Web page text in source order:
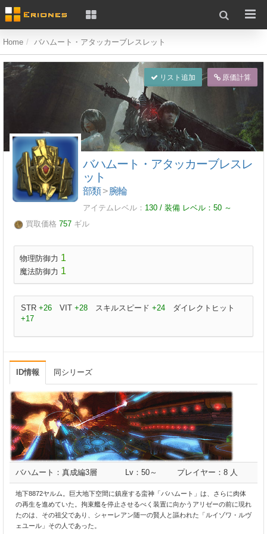
Home バハムート・アタッカーブレスレット
リスト追加 原価計算
バハムート・アタッカーブレスレ
ット
部類>腕輪
アイテムレベル： 130 / 装備 レベル： 50 ～
買取価格 757 ギル
物理防御力 1
魔法防御力 1
STR +26 VIT +28 スキルスピード +24 ダイレクトヒット
+17
ID情報 同シリーズ
バハムート：真成編3層 Lv：50～ プレイヤー：8 人
地下8872ヤルム。巨大地下空間に鎮座する蛮神「バハムート」は、さらに肉体
の再生を進めていた。拘束艦を停止させるべく装置に向かうアリゼーの前に現れ
たのは、その祖父であり、シャーレアン随一の賢人と謳われた「ルイゾワ・ルヴ
ェユール」その人であった。